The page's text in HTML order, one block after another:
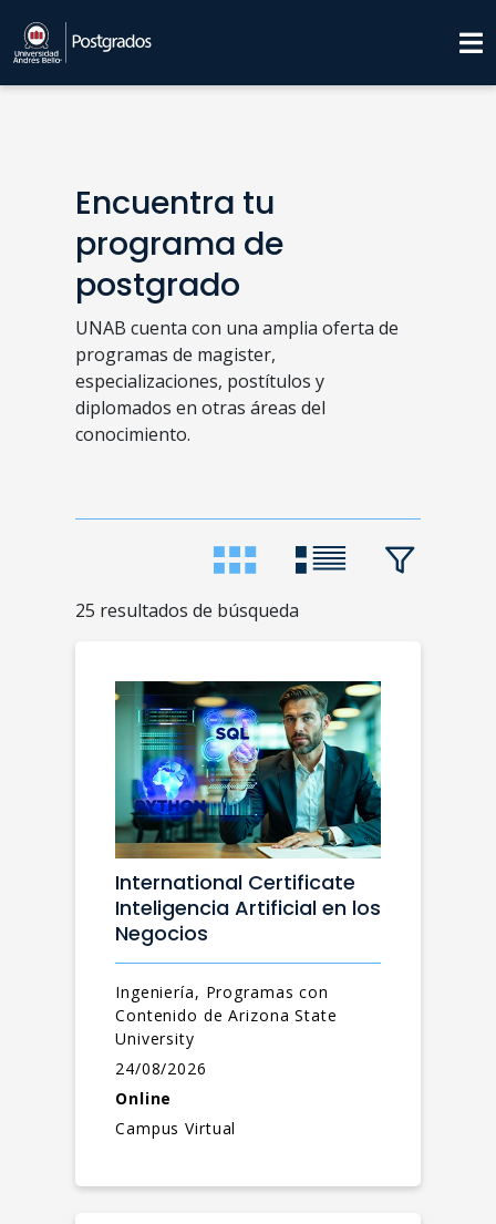
Encuentra tu
programa de
postgrado
UNAB cuenta con una amplia oferta de
programas de magister,
especializaciones, postítulos y
diplomados en otras áreas del
conocimiento.
25 resultados de búsqueda
International Certificate
Inteligencia Artificial en los
Negocios
Ingeniería, Programas con
Contenido de Arizona State
University
24/08/2026
Online
Campus Virtual